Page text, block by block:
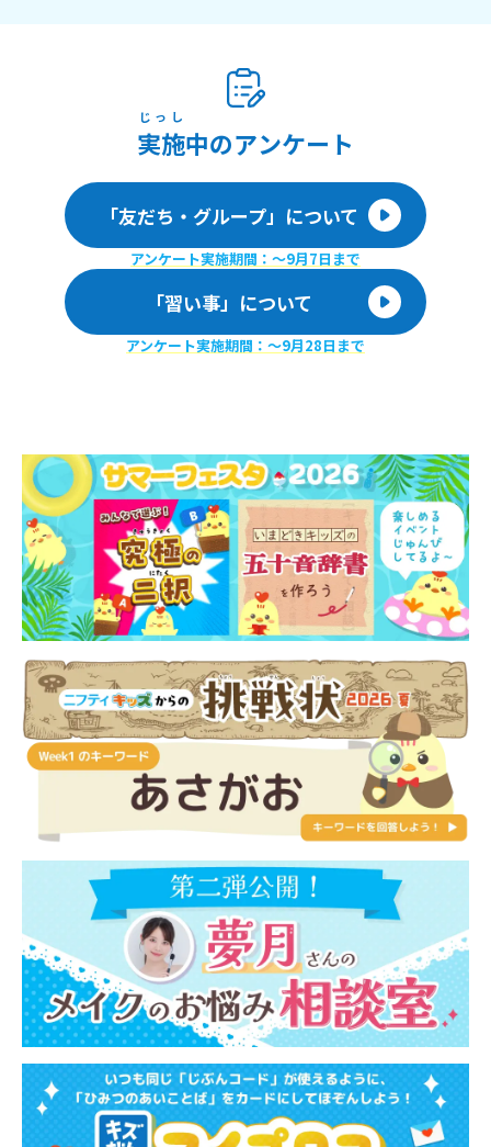
実施
じっし
中のアンケート
「友だち・グループ」について
アンケート実施期間：〜9月7日まで
「習い事」について
アンケート実施期間：〜9月28日まで